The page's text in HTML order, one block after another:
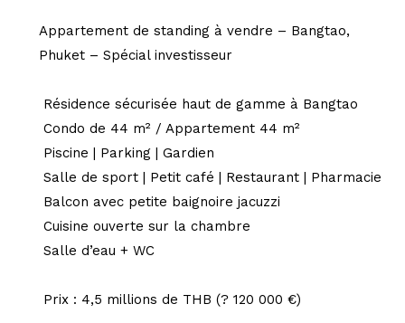
Appartement de standing à vendre – Bangtao,
Phuket – Spécial investisseur
Résidence sécurisée haut de gamme à Bangtao
Condo de 44 m² / Appartement 44 m²
Piscine | Parking | Gardien
Salle de sport | Petit café | Restaurant | Pharmacie
Balcon avec petite baignoire jacuzzi
Cuisine ouverte sur la chambre
Salle d’eau + WC
Prix : 4,5 millions de THB (? 120 000 €)